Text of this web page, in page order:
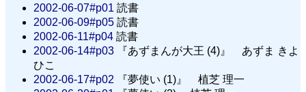
2002-06-07#p01 読書
2002-06-09#p05 読書
2002-06-11#p04 読書
2002-06-14#p03 『あずまんが大王 (4)』 あずま きよ
ひこ
2002-06-17#p02 『夢使い (1)』 植芝 理一